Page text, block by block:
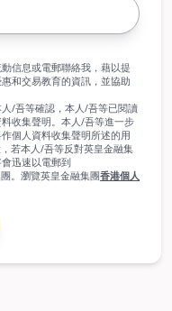
信息或電郵聯絡我，藉以提
和交易教育的資訊，並協助
/吾等確認，本人/吾等已閱讀
收集聲明。本人/吾等進一步
個人資料收集聲明所述的用
若本人/吾等反對英皇金融集
迅速以電郵到
。瀏覽英皇金融集團香港個人